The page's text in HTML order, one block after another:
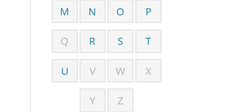
M N O P
Q R S T
U V W X
Y Z